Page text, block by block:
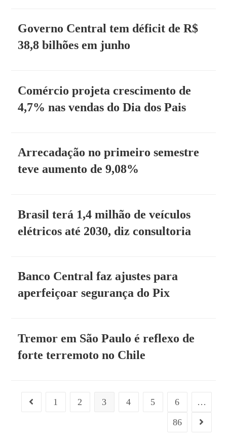
Governo Central tem déficit de R$
38,8 bilhões em junho
Comércio projeta crescimento de
4,7% nas vendas do Dia dos Pais
Arrecadação no primeiro semestre
teve aumento de 9,08%
Brasil terá 1,4 milhão de veículos
elétricos até 2030, diz consultoria
Banco Central faz ajustes para
aperfeiçoar segurança do Pix
Tremor em São Paulo é reflexo de
forte terremoto no Chile
1 2 3 4 5 6
…
86